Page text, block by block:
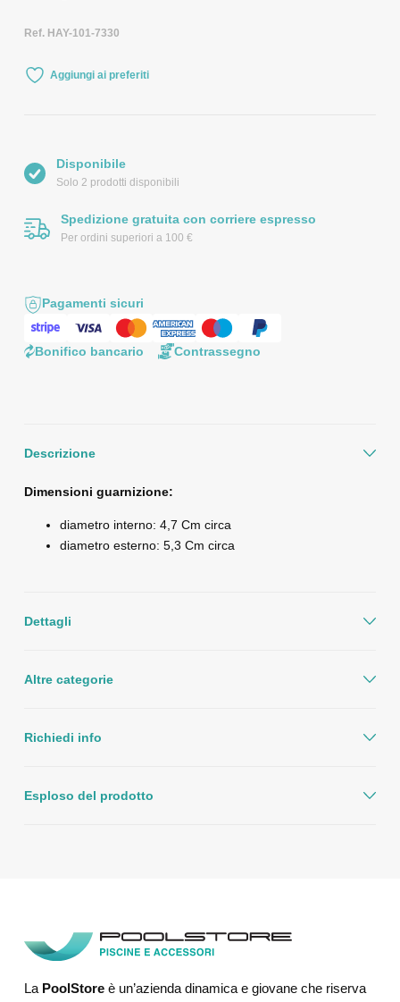
Ref. HAY-101-7330
Aggiungi ai preferiti
Disponibile
Solo 2 prodotti disponibili
Spedizione gratuita con corriere espresso
Per ordini superiori a 100 €
Pagamenti sicuri
Bonifico bancario Contrassegno
Descrizione
Dimensioni guarnizione:
diametro interno: 4,7 Cm circa
diametro esterno: 5,3 Cm circa
Dettagli
Altre categorie
Richiedi info
Esploso del prodotto
La PoolStoreè un’azienda dinamica e giovane che riserva